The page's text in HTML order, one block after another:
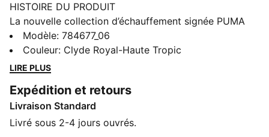
HISTOIRE DU PRODUIT
La nouvelle collection d’échauffement signée PUMA
associe les couleurs de l’équipe à des pièces ultra
performantes. Que tu te prépares pour le match ou
que tu affiches tes couleurs en ville, ce maillot te
préférée.
CARACTÉRISTIQUES + AVANTAGES
GESTION DE L’HUMIDITÉ : Les tissus techniques
Modèle: 784677_06
Couleur: Clyde Royal-Haute Tropic
LIRE PLUS
Expédition et retours
Livraison Standard
Livré sous 2-4 jours ouvrés.